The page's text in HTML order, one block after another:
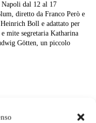
Napoli dal 12 al 17
diretto da Franco Però e
Boll e adattato per
Götten, un piccolo